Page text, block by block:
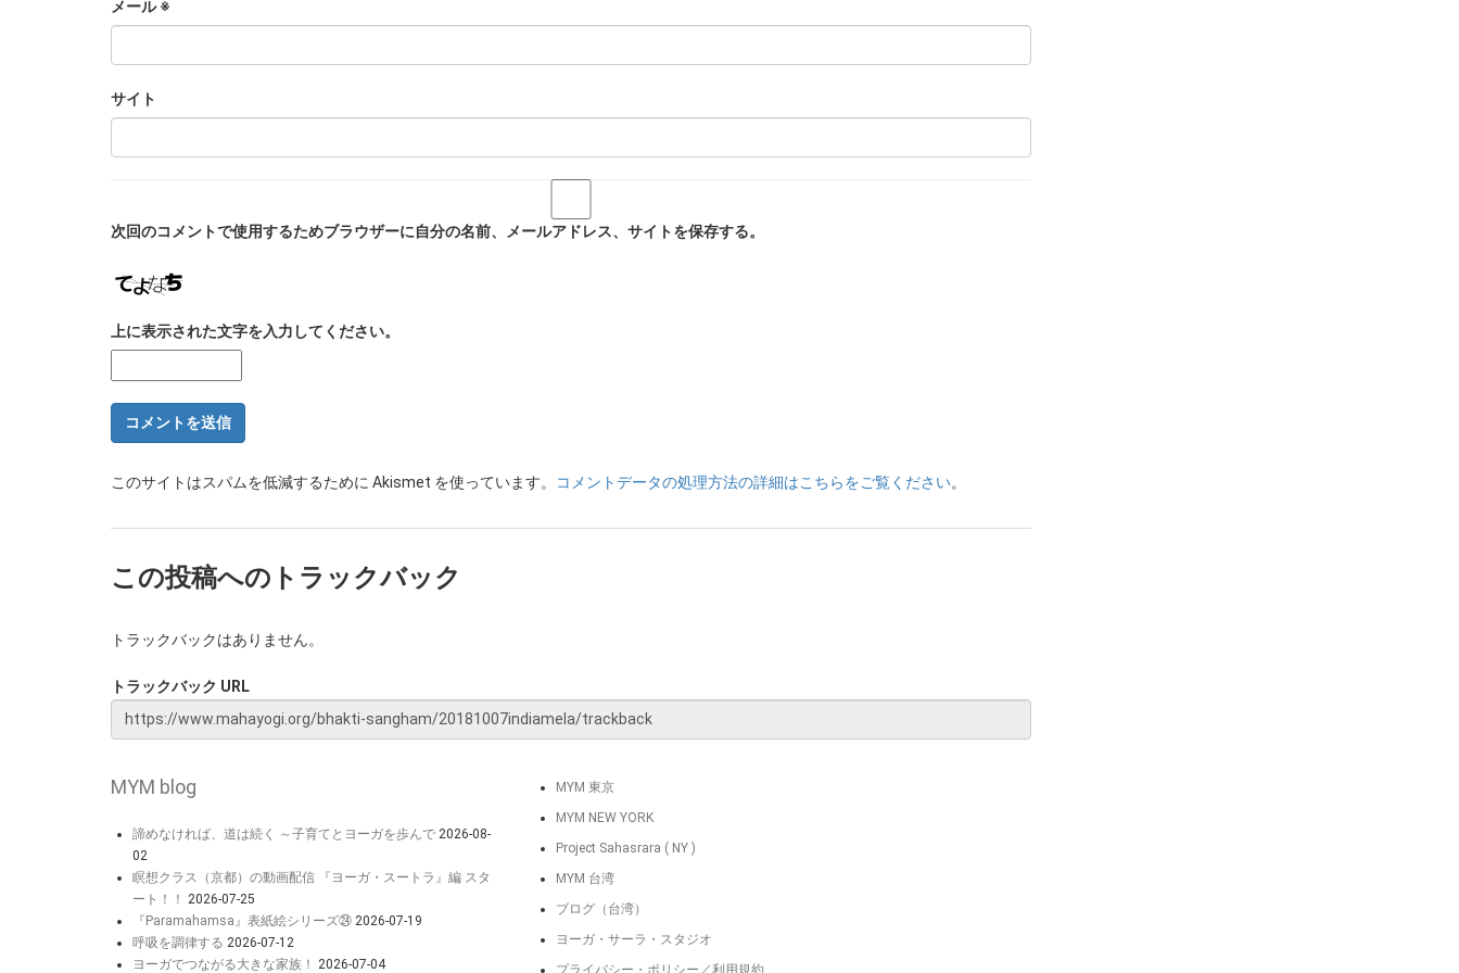
メール※
サイト
次回のコメントで使用するためブラウザーに自分の名前、メールアドレス、サイトを保存する。
上に表示された文字を入力してください。
このサイトはスパムを低減するために Akismet を使っています。 コメントデータの処理方法の詳細はこちらをご覧ください。
この投稿へのトラックバック
トラックバックはありません。
トラックバック URL
MYM blog
諦めなければ、道は続く ～子育てとヨーガを歩んで 2026-08-
02
瞑想クラス（京都）の動画配信 『ヨーガ・スートラ』編 スタ
ート！！
2026-07-25
『Paramahamsa』表紙絵シリーズ㉔ 2026-07-19
呼吸を調律する 2026-07-12
ヨーガでつながる大きな家族！
2026-07-04
MYM 東京
MYM NEW YORK
Project Sahasrara ( NY )
MYM 台湾
ブログ（台湾）
ヨーガ・サーラ・スタジオ
プライバシー・ポリシー／利用規約